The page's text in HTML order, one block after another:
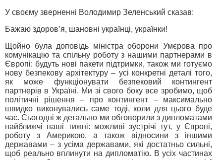
У своєму зверненні Володимир Зеленський сказав:
Бажаю здоров’я, шановні українці, українки!
Щойно була доповідь міністра оборони Умєрова про
комунікацію та спільну роботу з нашими партнерами в
Європі: будуть нові пакети підтримки, також ми готуємо
нову безпекову архітектуру – усі конкретні деталі того,
як може функціонувати безпековий контингент
партнерів в Україні. Ми зі свого боку все зробимо, щоб
політичні рішення – про контингент – максимально
швидко виконувались саме тоді, коли для цього буде
час. Сьогодні ж детально ми обговорили з дипломатами
найближчі наші тижні: можливі зустрічі тут, у Європі,
роботу з Америкою, а також відносини з іншими
державами – з усіма державами, які достатньо сильні,
щоб реально вплинути на дипломатію. В усіх частинах